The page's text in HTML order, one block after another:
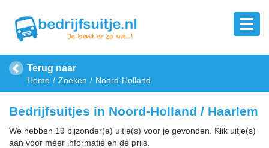
Terug naar
Home Zoeken Noord-Holland
Bedrijfsuitjes in Noord-Holland / Haarlem
We hebben 19 bijzonder(e) uitje(s) voor je gevonden. Klik uitje(s)
aan voor meer informatie en de prijs.